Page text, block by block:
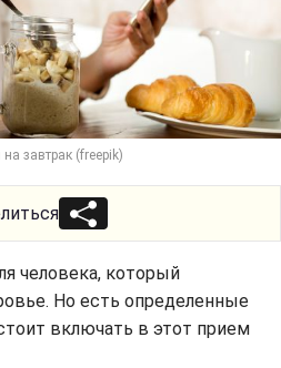
завтрак (freepik)
человека, который
Но есть определенные
включать в этот прием